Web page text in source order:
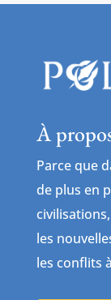
À
Parce que
de plus en
les
les conflits